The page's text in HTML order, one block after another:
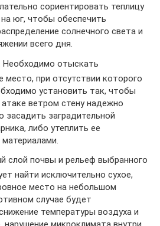
сориентировать теплицу
на юг, чтобы обеспечить
солнечного света и
всего дня.
Необходимо отыскать
место, при отсутствии которого
установить так, чтобы
ветром стену надежно
засадить заградительной
либо утеплить ее
слой почвы и рельеф выбранного
найти исключительно сухое,
место на небольшом
случае будет
температуры воздуха и